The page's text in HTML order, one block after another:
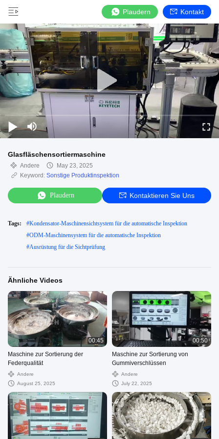
Plaudern Kontakt
Glasfläschensortiermaschine
Andere
May 23, 2025
Keyword: Sonstige Produktinspektion
Plaudern Kontaktieren Sie Uns
Tags: #Kondensator-Maschinensichtsystem für die automatische Inspektion
#ODM-Maschinensystem für die automatische Inspektion
#Ausrüstung für die Sichtprüfung
Ähnliche Videos
00:45
Maschine zur Sortierung der
Federqualität
Andere
August 25, 2025
00:50
Maschine zur Sortierung von
Gummiverschlüssen
Andere
July 22, 2025